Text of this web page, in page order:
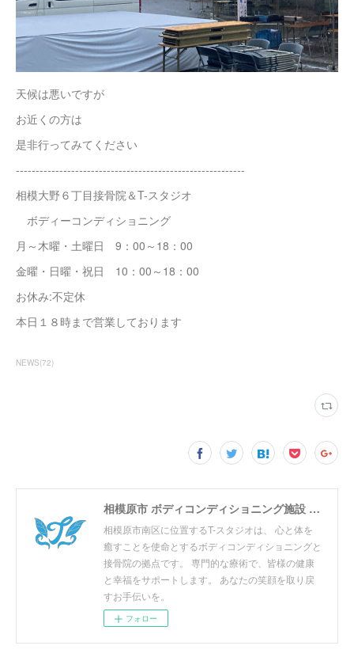
天候は悪いですが
お近くの方は
是非行ってみてください
----------------------------------------------------------
相模大野６丁目接骨院＆T-スタジオ
ボディーコンディショニング
月～木曜・土曜日 9：00～18：00
金曜・日曜・祝日 10：00～18：00
お休み:不定休
本日１８時まで営業しております
NEWS(72)
相模原市 ボディコンディショニング施設 T-スタジオ
相模原市南区に位置するT-スタジオは、 心と体を
癒すことを使命とするボディコンディショニングと
接骨院の拠点です。 専門的な療術で、皆様の健康
と幸福をサポートします。 あなたの笑顔を取り戻
すお手伝いを。
フォロー